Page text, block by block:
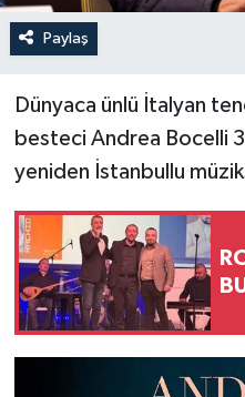
Paylaş
Dünyaca ünlü İtalyan
besteci Andrea Bocelli
yeniden İstanbullu